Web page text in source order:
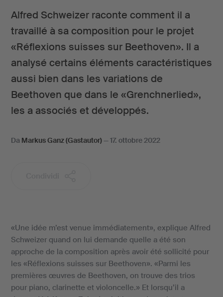
Alfred Schweizer raconte comment il a
travaillé à sa composition pour le projet
«Réflexions suisses sur Beethoven». Il a
analysé certains éléments caractéristiques
aussi bien dans les variations de
Beethoven que dans le «Grenchnerlied»,
les a associés et développés.
Da Markus Ganz (Gastautor)—17. ottobre 2022
«Une idée m’est venue immédiatement», explique Alfred
Schweizer quand on lui demande quelle a été son
approche de la composition après avoir été sollicité pour
les «Réflexions suisses sur Beethoven». «Parmi les
premières œuvres de Beethoven, on trouve des trios
pour piano, clarinette et violoncelle.» Et lorsqu’il a